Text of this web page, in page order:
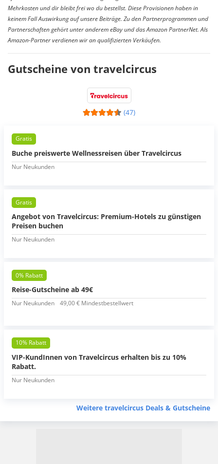
Mehrkosten und dir bleibt frei wo du bestellst. Diese Provisionen haben in
keinem Fall Auswirkung auf unsere Beiträge. Zu den Partnerprogrammen und
Partnerschaften gehört unter anderem eBay und das Amazon PartnerNet. Als
Amazon-Partner verdienen wir an qualifizierten Verkäufen.
Gutscheine von travelcircus
(47)
Gratis
Buche preiswerte Wellnessreisen über Travelcircus
Nur Neukunden
Gratis
Angebot von Travelcircus: Premium-Hotels zu günstigen
Preisen buchen
Nur Neukunden
0% Rabatt
Reise-Gutscheine ab 49€
Nur Neukunden 49,00 € Mindestbestellwert
10% Rabatt
VIP-KundInnen von Travelcircus erhalten bis zu 10%
Rabatt.
Nur Neukunden
Weitere travelcircus Deals & Gutscheine